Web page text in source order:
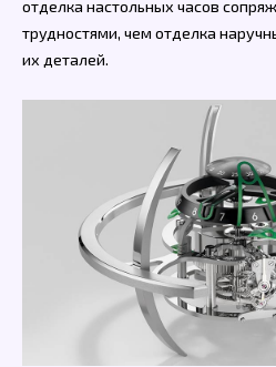
отделка настольных часов
трудностями, чем отделка
их деталей.